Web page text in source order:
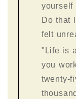
yourself
Do that
felt
"Life is
you
twenty-